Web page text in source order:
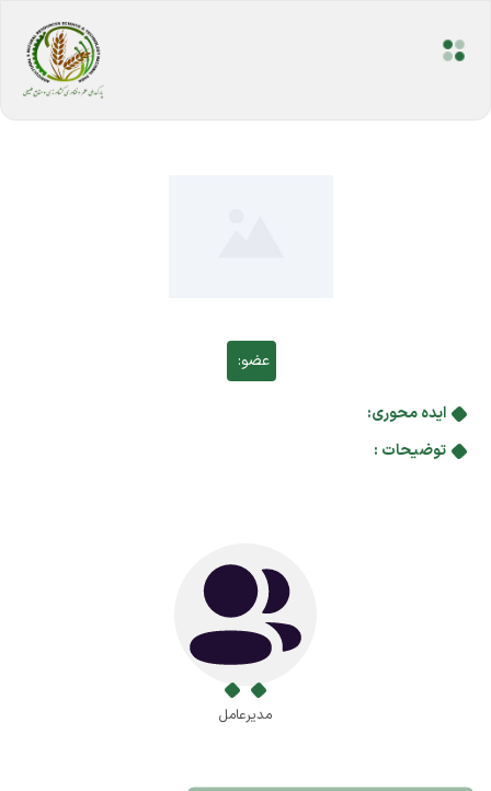
عضو:
ایده محوری:
توضیحات :
مدیرعامل